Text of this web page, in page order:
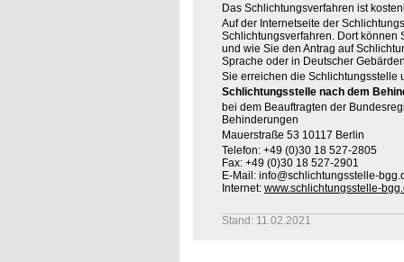
Das Schlichtungsverfahren ist
Auf der Internetseite der
Schlichtungsverfahren. Dort können
und wie Sie den Antrag auf
Sprache oder in Deutscher
Sie erreichen die Schlichtungsstelle
Schlichtungsstelle nach dem
bei dem Beauftragten der
Behinderungen
Mauerstraße 53 10117 Berlin
Telefon: +49 (0)30 18 527-2805
Fax: +49 (0)30 18 527-2901
E-Mail: info@schlichtungsstelle-
Internet: www.schlichtungsstelle-
Stand: 11.02.2021